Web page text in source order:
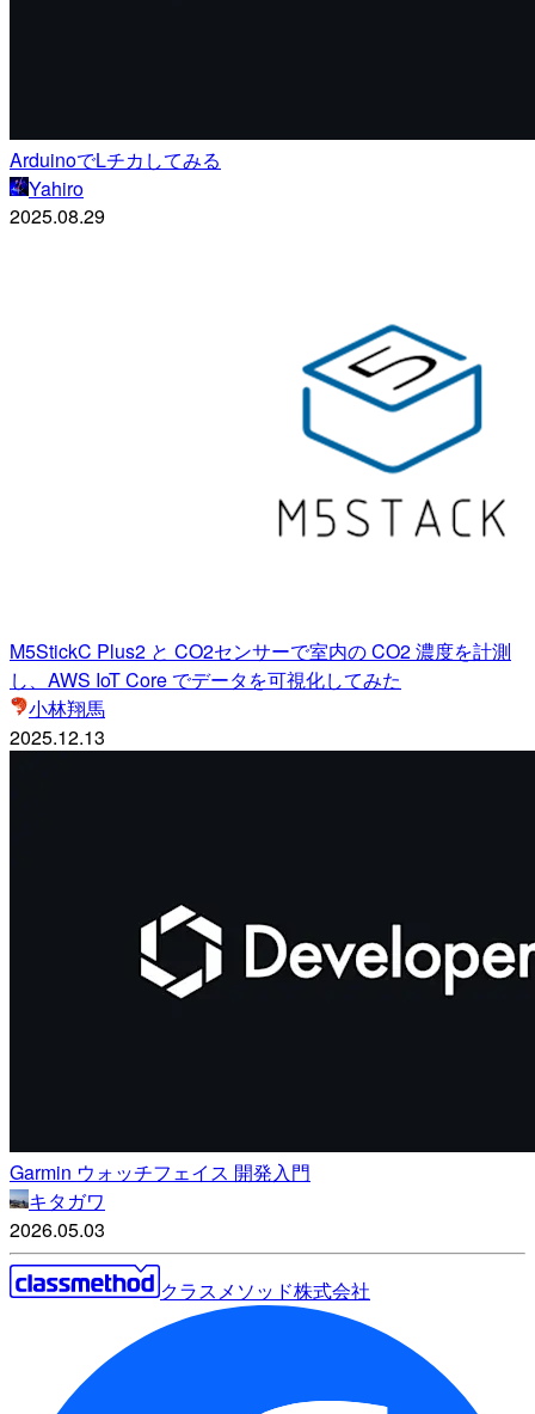
ArduinoでLチカしてみる
Yahiro
2025.08.29
M5StickC Plus2 と CO2センサーで室内の CO2 濃度を計測
し、AWS IoT Core でデータを可視化してみた
小林翔馬
2025.12.13
Garmin ウォッチフェイス 開発入門
キタガワ
2026.05.03
クラスメソッド株式会社